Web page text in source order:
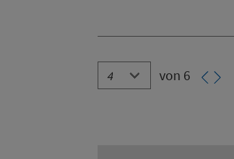
Paginierung von 6